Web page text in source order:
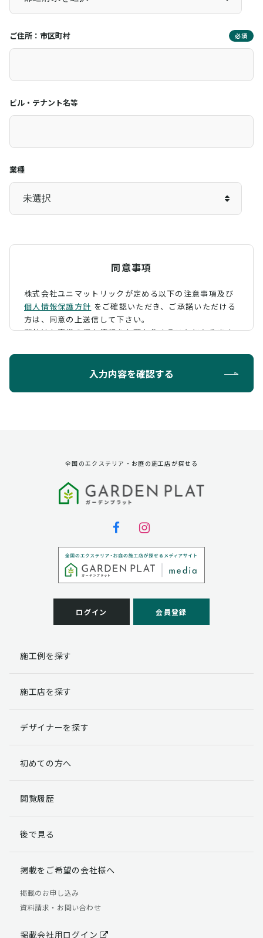
ご住所：市区町村 必須
ビル・テナント名等
業種
同意事項
株式会社ユニマットリックが定める以下の注意事項及び
個人情報保護方針 をご確認いただき、 ご承諾いただける
方は、同意の上送信して下さい。
弊社はお客様の個人情報をお預かりすることになります
ように定め、保護に努めております。
第三者への提供
弊社は法律で定められている場合を除いて、お客様の個
個人情報の取扱い業務の委託
弊社は事業運営上、お客様により良いサービスを提供す
るために業務の一部を外部に委託しており、業務委託先
客様には、貴殿の個人情報の利用目的の通知、開示、訂
理・機密保持などによりお客様の個人情報の漏洩防止に
個人情報提出の任意性
す。
らかじめご了承ください。
個人情報の開示請求について
る権利があります。
「個人情報の取り扱いについて」
【お問合せ先】 個人情報問合せ窓口
TEL：03-5411-7891（平日9:00 ～ 18:00）
入力内容を確認する
全国のエクステリア・お庭の施工店が探せる
ログイン 会員登録
施工例を探す
施工店を探す
デザイナーを探す
初めての方へ
閲覧履歴
後で見る
掲載をご希望の会社様へ
掲載のお申し込み
資料請求・お問い合わせ
掲載会社用ログイン